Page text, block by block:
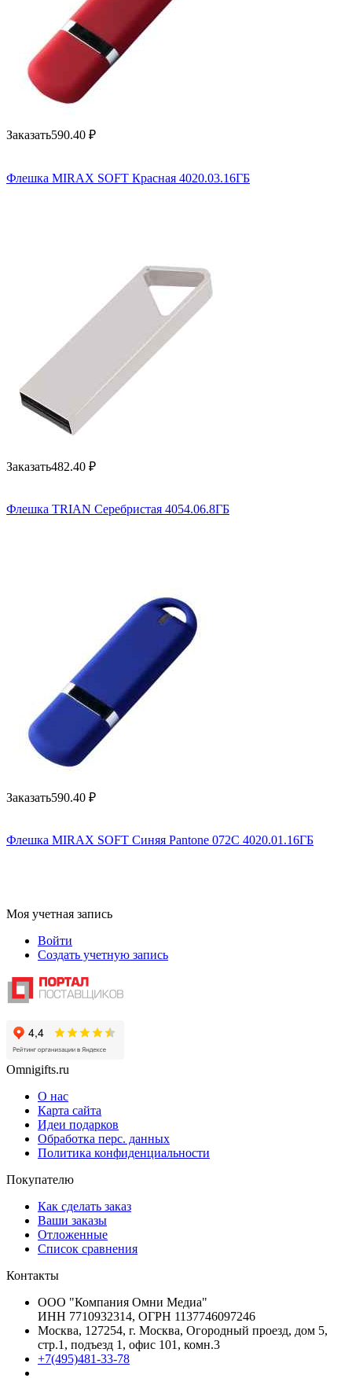
Заказать590.40 ₽
Флешка MIRAX SOFT Красная 4020.03.16ГБ
Заказать482.40 ₽
Флешка TRIAN Серебристая 4054.06.8ГБ
Заказать590.40 ₽
Флешка MIRAX SOFT Синяя Pantone 072C 4020.01.16ГБ
Моя учетная запись
Войти
Создать учетную запись
Omnigifts.ru
О нас
Карта сайта
Идеи подарков
Обработка перс. данных
Политика конфиденциальности
Покупателю
Как сделать заказ
Ваши заказы
Отложенные
Список сравнения
Контакты
ООО "Компания Омни Медиа"
ИНН 7710932314, ОГРН 1137746097246
Москва, 127254, г. Москва, Огородный проезд, дом 5,
стр.1, подъезд 1, офис 101, комн.3
+7(495)481-33-78